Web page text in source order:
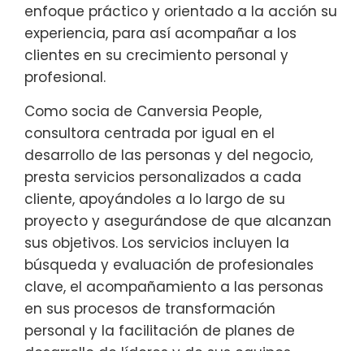
enfoque práctico y orientado a la acción su
experiencia, para así acompañar a los
clientes en su crecimiento personal y
profesional.
Como socia de Canversia People,
consultora centrada por igual en el
desarrollo de las personas y del negocio,
presta servicios personalizados a cada
cliente, apoyándoles a lo largo de su
proyecto y asegurándose de que alcanzan
sus objetivos. Los servicios incluyen la
búsqueda y evaluación de profesionales
clave, el acompañamiento a las personas
en sus procesos de transformación
personal y la facilitación de planes de